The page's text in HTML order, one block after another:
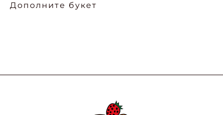
Дополните букет